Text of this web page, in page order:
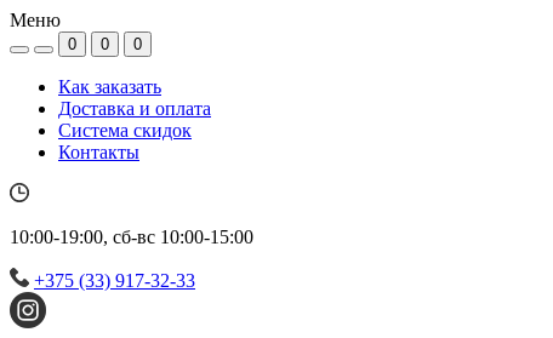
Меню
0 0 0
Как заказать
Доставка и оплата
Система скидок
Контакты
10:00-19:00, сб-вс 10:00-15:00
+375 (33) 917-32-33